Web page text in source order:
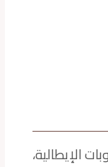
الإيطالية،